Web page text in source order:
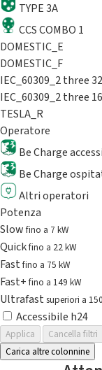
TYPE 3A
CCS COMBO 1
DOMESTIC_E
DOMESTIC_F
IEC_60309_2 three 32
IEC_60309_2 three 16
TESLA_R
Operatore
Be Charge
Be Charge
Altri operatori
Potenza
Slowfino a 7 kW
Quickfino a 22 kW
Fastfino a 75 kW
Fast+fino a 149 kW
Ultrafast superiori a
Accessibile h24
Applica
Cancella filtri
Carica altre colonnine